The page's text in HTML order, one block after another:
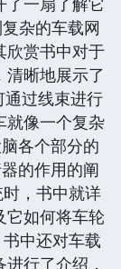
杂的车载网
欣赏书中对于
清晰地展示了
通过线束进行
就像一个复杂
各个部分的
的作用的阐
，书中就详
它如何将车轮
中还对车载
行了介绍，